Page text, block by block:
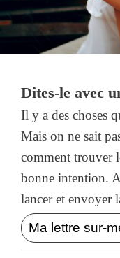
Dites-le avec
Il y a des choses
Mais on ne sait
comment trouver
bonne intention.
lancer et envoyer
Ma lettre sur-